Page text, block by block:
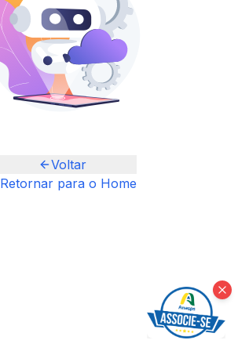
Voltar
Retornar para o Home